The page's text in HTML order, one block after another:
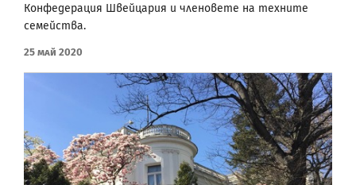
Конфедерация Швейцария и членовете на техните
семейства. ​
25 Май 2020